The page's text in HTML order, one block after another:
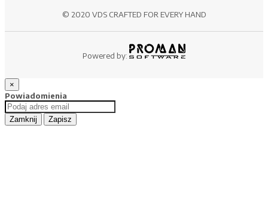
© 2020 VDS CRAFTED FOR EVERY HAND
Powered by:
×
Powiadomienia
Zamknij Zapisz